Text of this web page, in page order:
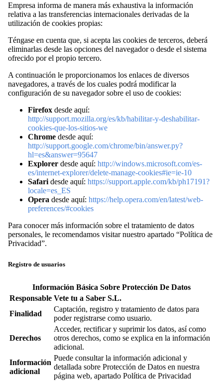
Empresa informa de manera más exhaustiva la información
relativa a las transferencias internacionales derivadas de la
utilización de cookies propias:
Téngase en cuenta que, si acepta las cookies de terceros, deberá
eliminarlas desde las opciones del navegador o desde el sistema
ofrecido por el propio tercero.
A continuación le proporcionamos los enlaces de diversos
navegadores, a través de los cuales podrá modificar la
configuración de su navegador sobre el uso de cookies:
Firefox desde aquí:
http://support.mozilla.org/es/kb/habilitar-y-deshabilitar-
cookies-que-los-sitios-we
Chrome desde aquí:
http://support.google.com/chrome/bin/answer.py?
hl=es&answer=95647
Explorer desde aquí: http://windows.microsoft.com/es-
es/internet-explorer/delete-manage-cookies#ie=ie-10
Safari desde aquí: https://support.apple.com/kb/ph17191?
locale=es_ES
Opera desde aquí: https://help.opera.com/en/latest/web-
preferences/#cookies
Para conocer más información sobre el tratamiento de datos
personales, le recomendamos visitar nuestro apartado “Política de
Privacidad”.
Registro de usuarios
Información Básica Sobre Protección De Datos
Responsable Vete tu a Saber S.L.
Finalidad
Captación, registro y tratamiento de datos para
poder registrarse como usuario.
Derechos
Acceder, rectificar y suprimir los datos, así como
otros derechos, como se explica en la información
adicional.
Información
adicional
Puede consultar la información adicional y
detallada sobre Protección de Datos en nuestra
página web, apartado Política de Privacidad